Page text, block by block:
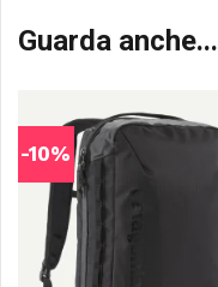
Guarda anche...
-10%